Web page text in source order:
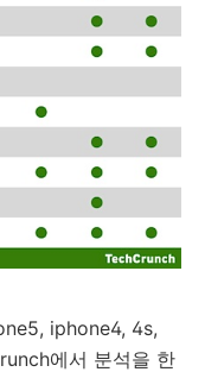
iphone4, 4s,
에서 분석을 한